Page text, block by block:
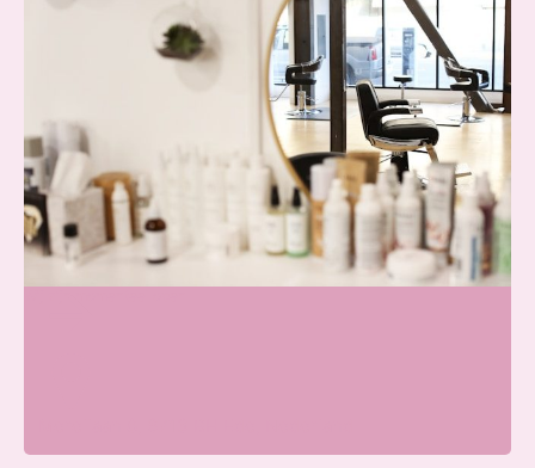
Beauty Center Renaat |
Schoonheidssalon Ede